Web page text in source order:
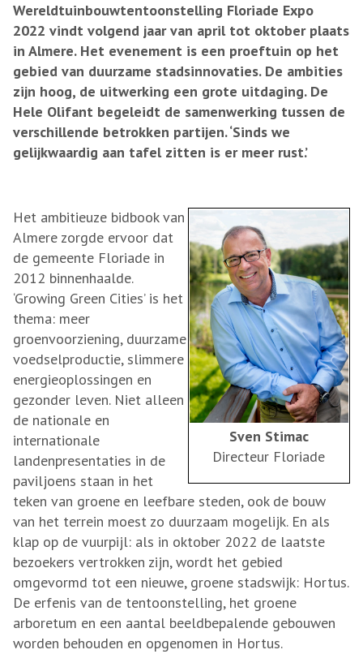
Wereldtuinbouw­tentoonstelling Floriade Expo
2022 vindt volgend jaar van april tot oktober plaats
in Almere. Het evenement is een proeftuin op het
gebied van duurzame stadsinnovaties. De ambities
zijn hoog, de uitwerking een grote uitdaging. De
Hele Olifant begeleidt de samenwerking tussen de
verschillende betrokken partijen. ‘Sinds we
gelijkwaardig aan tafel zitten is er meer rust.’
Sven Stimac
Directeur Floriade
Het ambitieuze bidbook van
Almere zorgde ervoor dat
de gemeente Floriade in
2012 binnenhaalde.
‘Growing Green Cities’ is het
thema: meer
groenvoorziening, duurzame
voedselproductie, slimmere
energieoplossingen en
gezonder leven. Niet alleen
de nationale en
internationale
landenpresentaties in de
paviljoens staan in het
teken van groene en leefbare steden, ook de bouw
van het terrein moest zo duurzaam mogelijk. En als
klap op de vuurpijl: als in oktober 2022 de laatste
bezoekers vertrokken zijn, wordt het gebied
omgevormd tot een nieuwe, groene stadswijk: Hortus.
De erfenis van de tentoonstelling, het groene
arboretum en een aantal beeldbepalende gebouwen
worden behouden en opgenomen in Hortus.